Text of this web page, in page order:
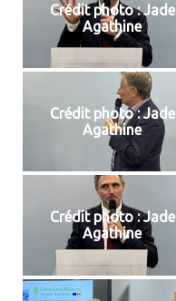
Crédit photo : Jade
Agathine
Crédit photo : Jade
Agathine
Crédit photo : Jade
Agathine